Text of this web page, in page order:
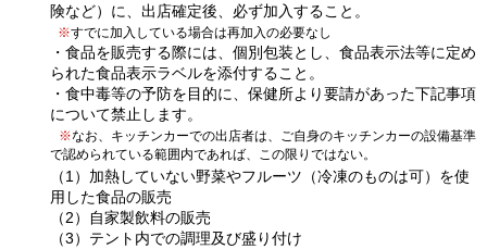
険など）に、出店確定後、必ず加入すること。
※すでに加入している場合は再加入の必要なし
・食品を販売する際には、個別包装とし、食品表示法等に定め
られた食品表示ラベルを添付すること。
・食中毒等の予防を目的に、保健所より要請があった下記事項
について禁止します。
※なお、キッチンカーでの出店者は、ご自身のキッチンカーの設備基準
で認められている範囲内であれば、この限りではない。
（1）加熱していない野菜やフルーツ（冷凍のものは可）を使
用した食品の販売
（2）自家製飲料の販売
（3）テント内での調理及び盛り付け